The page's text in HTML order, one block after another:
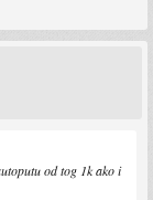
od tog 1k ako i